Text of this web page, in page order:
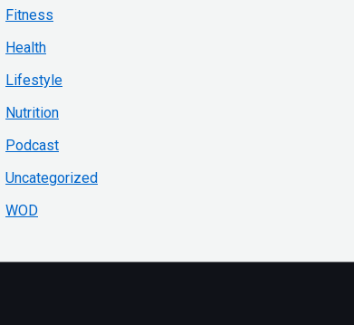
Fitness
Health
Lifestyle
Nutrition
Podcast
Uncategorized
WOD